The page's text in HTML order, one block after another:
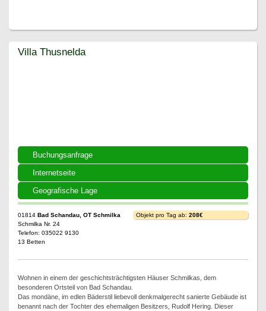
Villa Thusnelda
Buchungsanfrage
Internetseite
Geografische Lage
Villa Thusnelda
01814 Bad Schandau, OT Schmilka
Schmilka Nr. 24
Telefon: 035022 9130
13 Betten
Objekt pro Tag ab: 208€
Wohnen in einem der geschichtsträchtigsten Häuser Schmilkas, dem
besonderen Ortsteil von Bad Schandau.
Das mondäne, im edlen Bäderstil liebevoll denkmalgerecht sanierte Gebäude ist
benannt nach der Tochter des ehemaligen Besitzers, Rudolf Hering. Dieser